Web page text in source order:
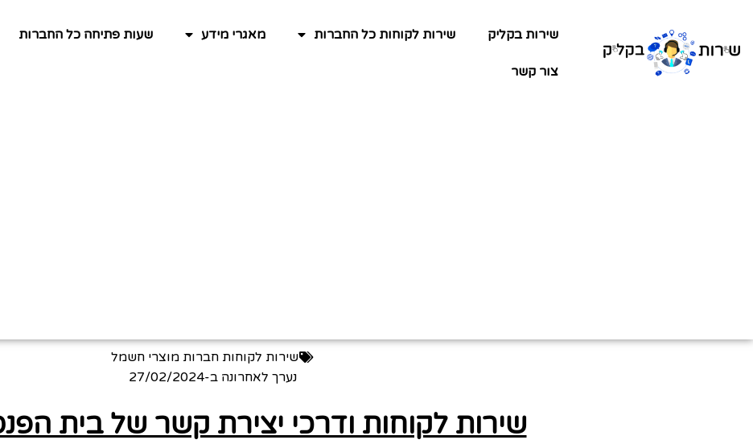
שירות בקליק שירות לקוחות כל החברות מאגרי מידע שעות פתיחה כל החברות
צור קשר
שירות לקוחות חברות מוצרי חשמל
נערך לאחרונה ב-27/02/2024
שירות לקוחות ודרכי יצירת קשר של בית